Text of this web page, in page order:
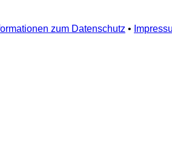
zum Datenschutz •